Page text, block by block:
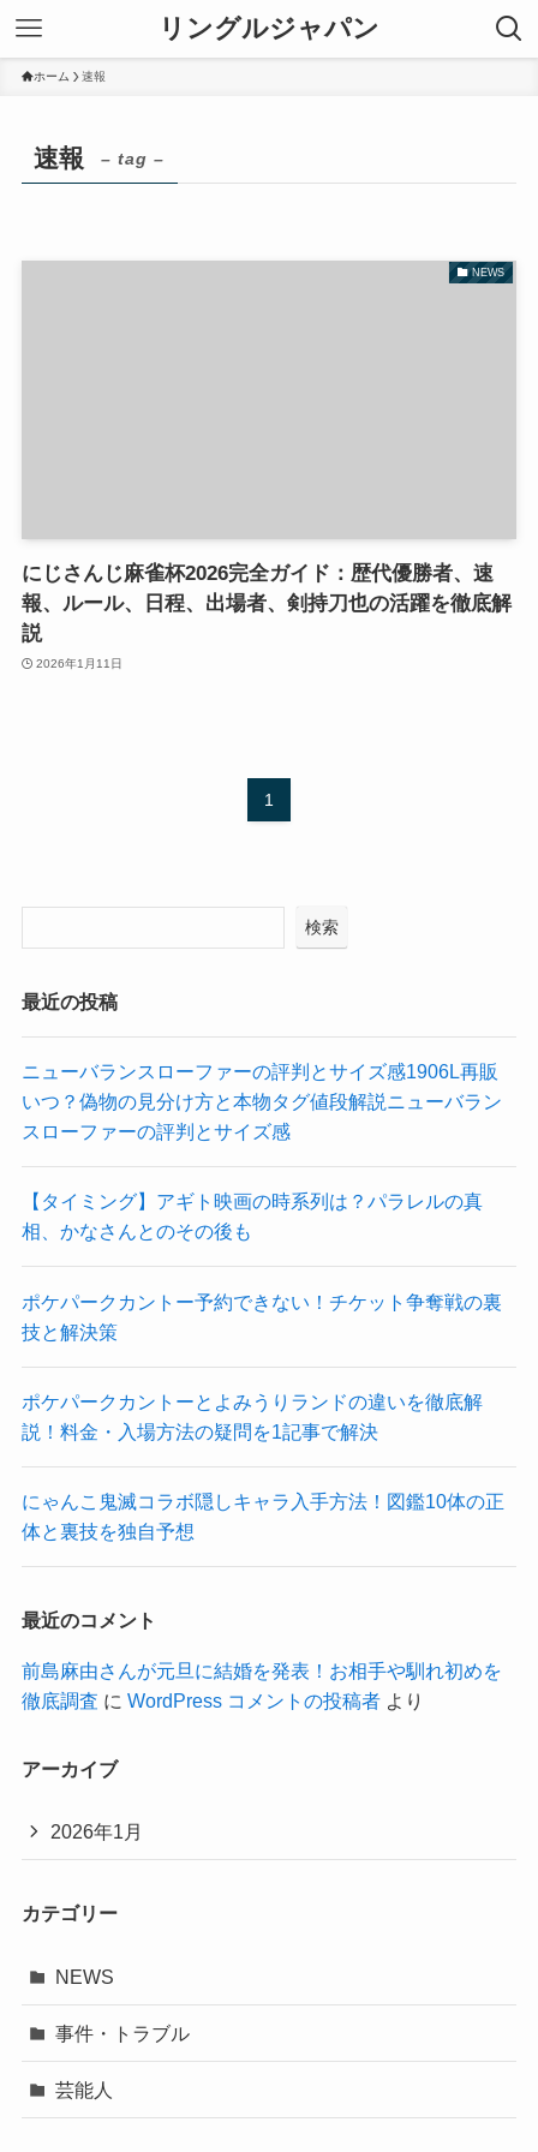
リングルジャパン
ホーム 速報
速報 – tag –
NEWS
にじさんじ麻雀杯2026完全ガイド：歴代優勝者、速
報、ルール、日程、出場者、剣持刀也の活躍を徹底解
説
2026年1月11日
1
検索
最近の投稿
ニューバランスローファーの評判とサイズ感1906L再販
いつ？偽物の見分け方と本物タグ値段解説ニューバラン
スローファーの評判とサイズ感
【タイミング】アギト映画の時系列は？パラレルの真
相、かなさんとのその後も
ポケパークカントー予約できない！チケット争奪戦の裏
技と解決策
ポケパークカントーとよみうりランドの違いを徹底解
説！料金・入場方法の疑問を1記事で解決
にゃんこ鬼滅コラボ隠しキャラ入手方法！図鑑10体の正
体と裏技を独自予想
最近のコメント
前島麻由さんが元旦に結婚を発表！お相手や馴れ初めを
徹底調査 に WordPress コメントの投稿者より
アーカイブ
2026年1月
カテゴリー
NEWS
事件・トラブル
芸能人